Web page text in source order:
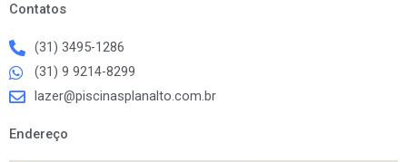
Contatos
(31) 3495-1286
(31) 9 9214-8299
lazer@piscinasplanalto.com.br
Endereço